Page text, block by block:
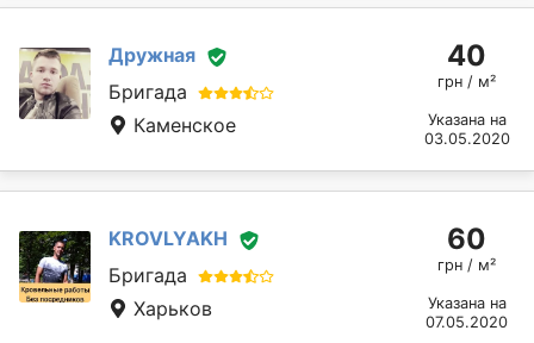
Дружная
Бригада
Каменское
40
грн / м²
Указана на
03.05.2020
KROVLYAKH
Бригада
Харьков
60
грн / м²
Указана на
07.05.2020